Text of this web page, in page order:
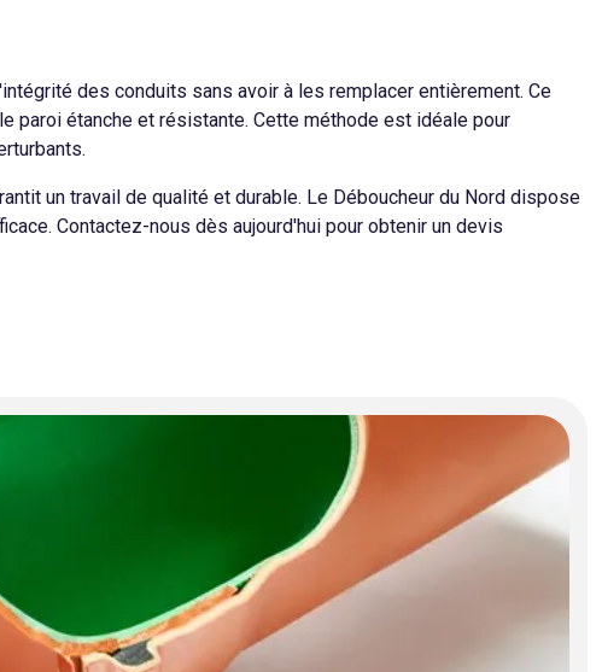
des conduits sans avoir à les remplacer entièrement. Ce
paroi étanche et résistante. Cette méthode est idéale pour
un travail de qualité et durable. Le Déboucheur du Nord dispose
Contactez-nous dès aujourd'hui pour obtenir un devis